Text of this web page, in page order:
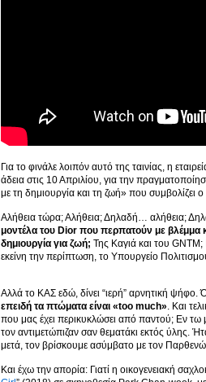
Για το φινάλε λοιπόν αυτό της ταινίας, η
άδεια στις 10 Απριλίου, για την
με τη δημιουργία και τη ζωή» που συμβολίζει
Αλήθεια τώρα; Αλήθεια; Δηλαδή… αλήθεια;
μοντέλα του Dior που περπατούν με βλέμμα
δημιουργία για ζωή; Της Καγιά και του GNTM;
εκείνη την περίπτωση, το Υπουργείο
Αλλά το ΚΑΣ εδώ, δίνει “ιερή” αρνητική ψήφο.
επειδή τα πτώματα είναι «too much» . Και
που μας έχει περικυκλώσει από παντού; Εν τω
τον αντιμετώπιζαν σαν θεματάκι εκτός ύλης.
μετά, τον βρίσκουμε ασύμβατο με τον
Και έχω την απορία: Γιατί η οικογενειακή